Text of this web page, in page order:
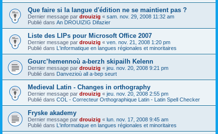
Que faire si la langue d'édition ne se maintient pas ?
Dernier message par drouizig « sam. nov. 29, 2008 11:32 am
Publié dans An DROUIZIG Difazier
Liste des LIPs pour Microsoft Office 2007
Dernier message par drouizig « ven. nov. 21, 2008 1:20 pm
Publié dans L'informatique en langues régionales et minoritaires
Gourc’hemennoù a-berzh skipailh Kelenn
Dernier message par drouizig « jeu. nov. 20, 2008 9:21 pm
Publié dans Danvezioù all a-bep seurt
Medieval Latin - Changes in orthography
Dernier message par drouizig « jeu. nov. 20, 2008 2:55 pm
Publié dans COL - Correcteur Orthographique Latin - Latin Spell Checker
Fryske akademy
Dernier message par drouizig « lun. nov. 17, 2008 9:45 am
Publié dans L'informatique en langues régionales et minoritaires